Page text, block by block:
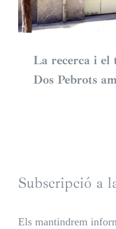
La recerca i el
Dos Pebrots
Subscripció a
Els mantindrem